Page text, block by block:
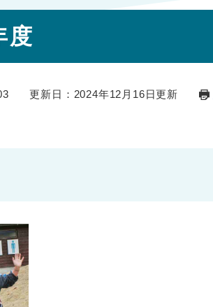
度
更新日：2024年12月16日更新